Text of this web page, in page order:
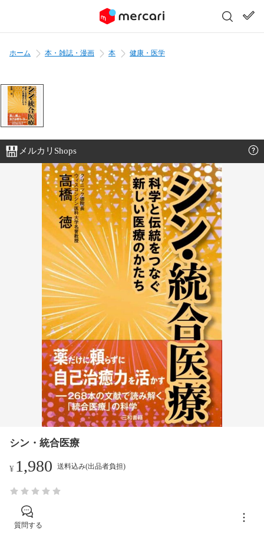
ホーム 本・雑誌・漫画 本 健康・医学
メルカリShops
シン・統合医療
¥ 1,980 送料込み(出品者負担)
質問する